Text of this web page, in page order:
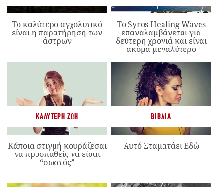
Το καλύτερο αγχολυτικό
είναι η παρατήρηση των
άστρων
Το Syros Healing Waves
επαναλαμβάνεται για
δεύτερη χρονιά και είναι
ακόμα μεγαλύτερο
ΚΑΛΎΤΕΡΗ ΖΩΉ
Κάποια στιγμή κουράζεσαι
να προσπαθείς να είσαι
“σωστός”
ΒΙΒΛΊΑ
Αυτό Σταματάει Εδώ